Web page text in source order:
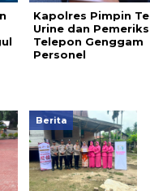
Kapolres Pimpin
Urine dan
Telepon Genggam
Personel
Berita